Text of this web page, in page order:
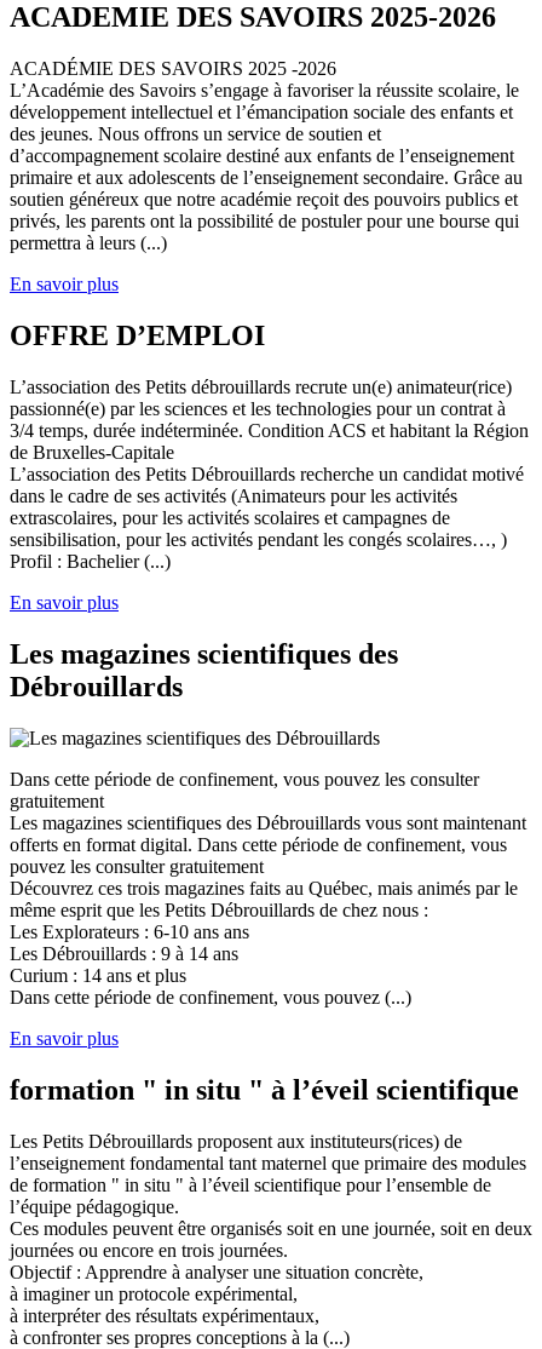
ACADEMIE DES SAVOIRS 2025-2026
ACADÉMIE DES SAVOIRS 2025 -2026
L’Académie des Savoirs s’engage à favoriser la réussite scolaire, le
développement intellectuel et l’émancipation sociale des enfants et
des jeunes. Nous offrons un service de soutien et
d’accompagnement scolaire destiné aux enfants de l’enseignement
primaire et aux adolescents de l’enseignement secondaire. Grâce au
soutien généreux que notre académie reçoit des pouvoirs publics et
privés, les parents ont la possibilité de postuler pour une bourse qui
permettra à leurs (...)
En savoir plus
OFFRE D’EMPLOI
L’association des Petits débrouillards recrute un(e) animateur(rice)
passionné(e) par les sciences et les technologies pour un contrat à
3/4 temps, durée indéterminée. Condition ACS et habitant la Région
de Bruxelles-Capitale
L’association des Petits Débrouillards recherche un candidat motivé
dans le cadre de ses activités (Animateurs pour les activités
extrascolaires, pour les activités scolaires et campagnes de
sensibilisation, pour les activités pendant les congés scolaires…, )
Profil : Bachelier (...)
En savoir plus
Les magazines scientifiques des
Débrouillards
Dans cette période de confinement, vous pouvez les consulter
gratuitement
Les magazines scientifiques des Débrouillards vous sont maintenant
offerts en format digital. Dans cette période de confinement, vous
pouvez les consulter gratuitement
Découvrez ces trois magazines faits au Québec, mais animés par le
même esprit que les Petits Débrouillards de chez nous :
Les Explorateurs : 6-10 ans ans
Les Débrouillards : 9 à 14 ans
Curium : 14 ans et plus
Dans cette période de confinement, vous pouvez (...)
En savoir plus
formation " in situ " à l’éveil scientifique
Les Petits Débrouillards proposent aux instituteurs(rices) de
l’enseignement fondamental tant maternel que primaire des modules
de formation " in situ " à l’éveil scientifique pour l’ensemble de
l’équipe pédagogique.
Ces modules peuvent être organisés soit en une journée, soit en deux
journées ou encore en trois journées.
Objectif : Apprendre à analyser une situation concrète,
à imaginer un protocole expérimental,
à interpréter des résultats expérimentaux,
à confronter ses propres conceptions à la (...)